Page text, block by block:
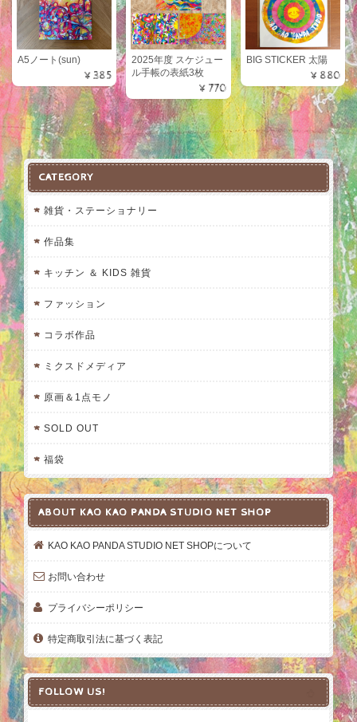
A5ノート(sun)
¥385
2025年度 スケジュー
ル手帳の表紙3枚
¥770
BIG STICKER 太陽
¥880
CATEGORY
雑貨・ステーショナリー
作品集
キッチン ＆ KIDS 雑貨
ファッション
コラボ作品
ミクスドメディア
原画＆1点モノ
SOLD OUT
福袋
ABOUT KAO KAO PANDA STUDIO NET SHOP
KAO KAO PANDA STUDIO NET SHOPについて
お問い合わせ
プライバシーポリシー
特定商取引法に基づく表記
FOLLOW US!